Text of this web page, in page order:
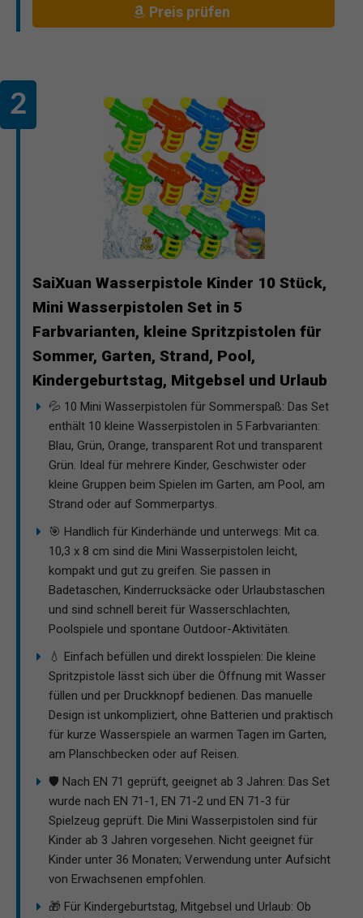
Preis prüfen
SaiXuan Wasserpistole Kinder 10 Stück,
Mini Wasserpistolen Set in 5
Farbvarianten, kleine Spritzpistolen für
Sommer, Garten, Strand, Pool,
Kindergeburtstag, Mitgebsel und Urlaub
💦 10 Mini Wasserpistolen für Sommerspaß: Das Set
enthält 10 kleine Wasserpistolen in 5 Farbvarianten:
Blau, Grün, Orange, transparent Rot und transparent
Grün. Ideal für mehrere Kinder, Geschwister oder
kleine Gruppen beim Spielen im Garten, am Pool, am
Strand oder auf Sommerpartys.
🎯 Handlich für Kinderhände und unterwegs: Mit ca.
10,3 x 8 cm sind die Mini Wasserpistolen leicht,
kompakt und gut zu greifen. Sie passen in
Badetaschen, Kinderrucksäcke oder Urlaubstaschen
und sind schnell bereit für Wasserschlachten,
Poolspiele und spontane Outdoor-Aktivitäten.
💧 Einfach befüllen und direkt losspielen: Die kleine
Spritzpistole lässt sich über die Öffnung mit Wasser
füllen und per Druckknopf bedienen. Das manuelle
Design ist unkompliziert, ohne Batterien und praktisch
für kurze Wasserspiele an warmen Tagen im Garten,
am Planschbecken oder auf Reisen.
🛡️ Nach EN 71 geprüft, geeignet ab 3 Jahren: Das Set
wurde nach EN 71-1, EN 71-2 und EN 71-3 für
Spielzeug geprüft. Die Mini Wasserpistolen sind für
Kinder ab 3 Jahren vorgesehen. Nicht geeignet für
Kinder unter 36 Monaten; Verwendung unter Aufsicht
von Erwachsenen empfohlen.
🎁 Für Kindergeburtstag, Mitgebsel und Urlaub: Ob